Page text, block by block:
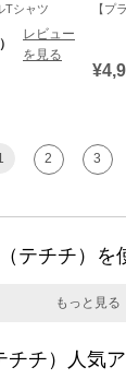
Tシャツ
レビュー
を見る
【プ
2 3
テチチ）を
もっと見る
チチ）人気